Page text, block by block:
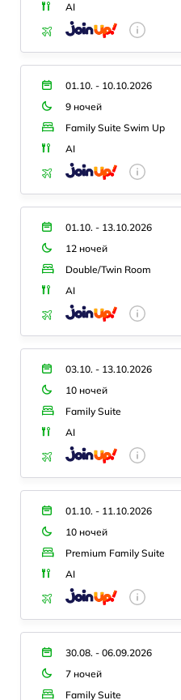
AI
01.10. - 10.10.2026
9 ночей
Family Suite Swim Up
AI
01.10. - 13.10.2026
12 ночей
Double/Twin Room
AI
03.10. - 13.10.2026
10 ночей
Family Suite
AI
01.10. - 11.10.2026
10 ночей
Premium Family Suite
AI
30.08. - 06.09.2026
7 ночей
Family Suite